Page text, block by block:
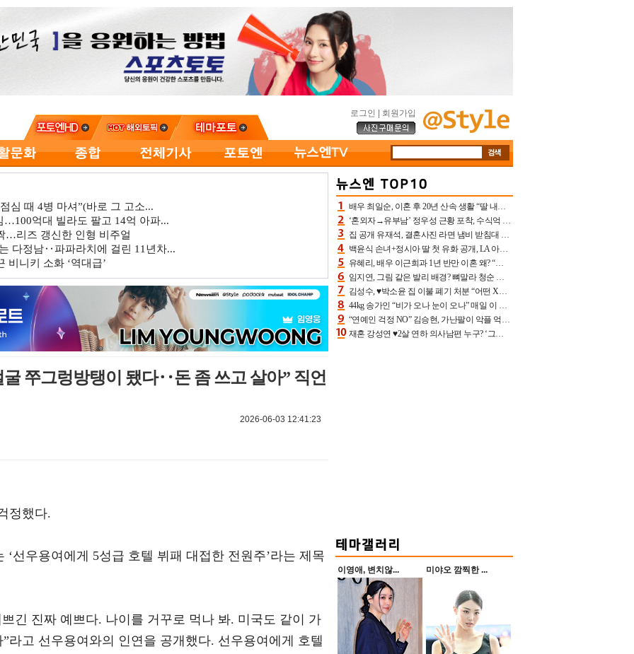
로그인 회원가입
심 때 4병 마셔”(바로 그 고소...
억대 빌라도 팔고 14억 아파...
…리즈 갱신한 인형 비주얼
다정남‥파파라치에 걸린 11년차...
비니키 소화 ‘역대급’
굴 쭈그렁방탱이 됐다‥돈 좀 쓰고 살아” 직언
2026-06-03 12:41:23
정했다.
‘선우용여에게 5성급 호텔 뷔패 대접한 전원주’라는 제목
긴 진짜 예쁘다. 나이를 거꾸로 먹나 봐. 미국도 같이 가
라고 선우용여와의 인연을 공개했다. 선우용여에게 호텔
배우 최일순, 이혼 후 20년 산속 생활 “딸 내가 버렸다고 원망‥맘 아파”(특종)[어제TV]
‘혼외자→유부남’ 정우성 근황 포착, 수식억 해킹 피해 후배 만났다 “존경하는”
집 공개 유재석, 결혼사진 라면 냄비 받침대 되고 분노‥가족사진도 피해(놀뭐)[어제TV]
백윤식 손녀+정시아 딸 첫 유화 공개, LA 아트쇼→서울국제조각페스타 작가다운 수준급 실력
유혜리, 배우 이근희과 1년 반만 이혼 왜? “식칼 꽂고 의자 던져” 충격 폭로(특종)[어제TV]
임지연, 그림 같은 발리 배경? 뼈말라 청순 비키니 핏에 상대 안 되네
김성수, ♥박소윤 집 이불 폐기 처분 “어떤 X이랑 썼을지 몰라” 질투(신랑수업2)[어제TV]
44kg 송가인 “비가 오나 눈이 오나” 매일 이 운동, 허벅지 근육량 상승+체지방 감소
“연예인 걱정 NO” 김승현, 가난팔이 악플 억울할만‥아내+딸과 日 여행
재혼 강성연 ♥2살 연하 의사남편 누구? ‘그알’ 자문의에 훈남 비주얼 초엘리트 스펙 [종합]
이영애, 변치않... 미야오 깜찍한 ...